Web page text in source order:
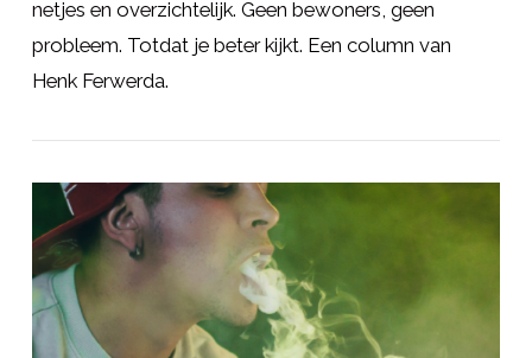
LEES MEER
netjes en overzichtelijk. Geen bewoners, geen
probleem. Totdat je beter kijkt. Een column van
Henk Ferwerda.